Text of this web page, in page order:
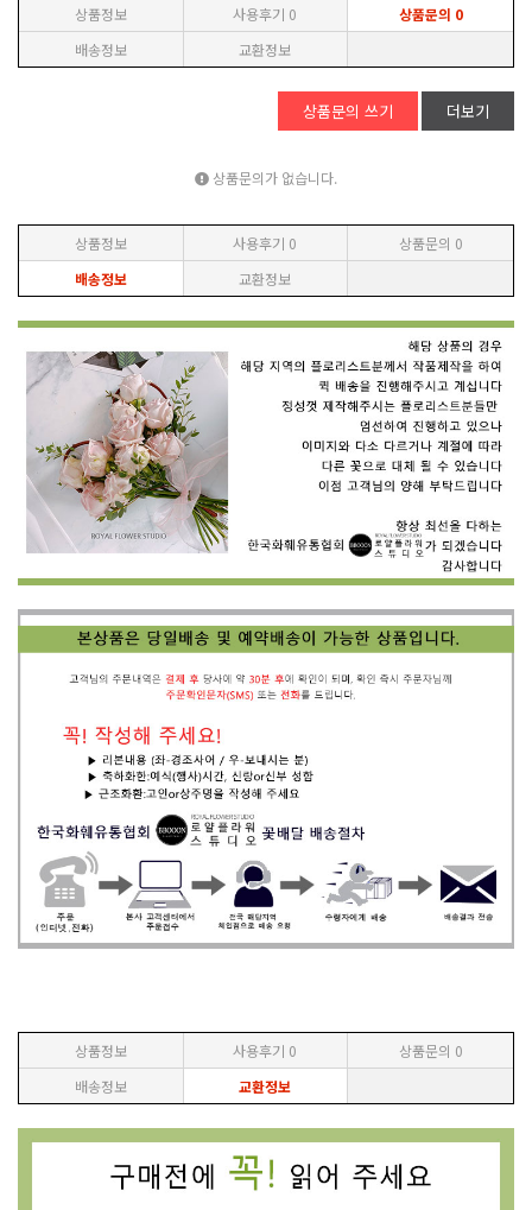
상품정보 사용후기 0 상품문의 0
배송정보
교환정보
상품문의 쓰기 더보기
상품문의가 없습니다.
상품정보 사용후기 0 상품문의 0
배송정보
교환정보
상품정보 사용후기 0 상품문의 0
배송정보
교환정보